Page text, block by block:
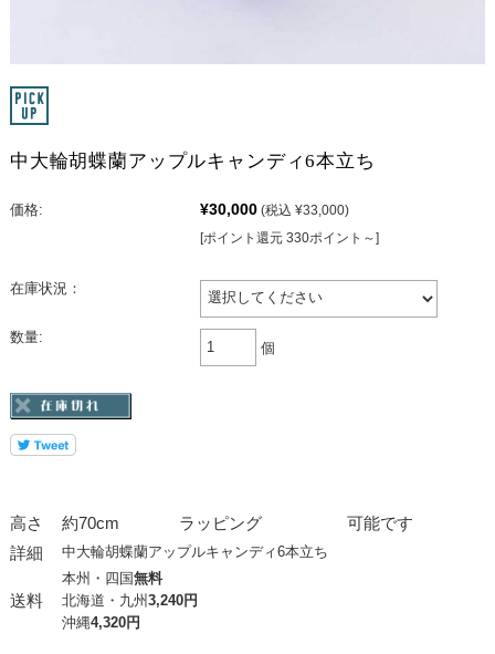
中大輪胡蝶蘭アップルキャンディ6本立ち
価格: ¥30,000 (税込 ¥33,000)
[ポイント還元 330ポイント～]
在庫状況：
数量:
個
高さ 約70cm ラッピング
可能です
詳細
中大輪胡蝶蘭アップルキャンディ6本立ち
送料
本州・四国無料
北海道・九州 3,240円
沖縄4,320円